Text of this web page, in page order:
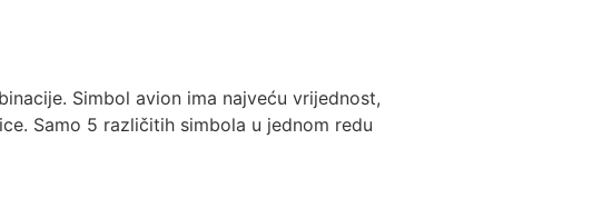
Simbol avion ima najveću vrijednost,
Samo 5 različitih simbola u jednom redu